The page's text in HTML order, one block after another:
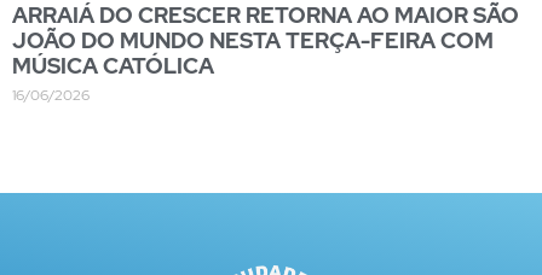
ARRAIÁ DO CRESCER RETORNA AO MAIOR SÃO
JOÃO DO MUNDO NESTA TERÇA-FEIRA COM
MÚSICA CATÓLICA
16/06/2026